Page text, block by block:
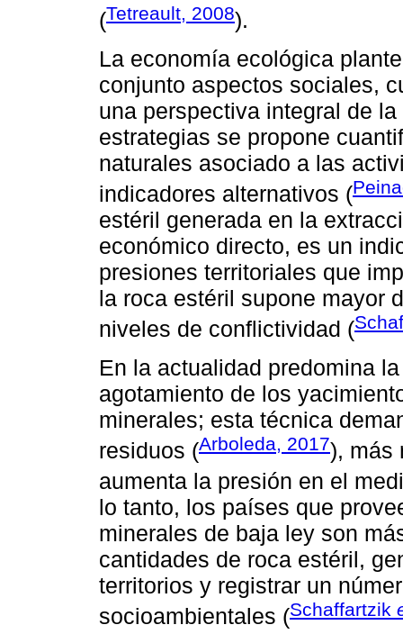
(Tetreault, 2008).
La economía ecológica
conjunto aspectos sociales,
una perspectiva integral de
estrategias se propone
naturales asociado a las
indicadores alternativos (
estéril generada en la
económico directo, es un
presiones territoriales que
la roca estéril supone mayor
niveles de conflictividad (
En la actualidad predomina
agotamiento de los
minerales; esta técnica
residuos (Arboleda, 2017), más
aumenta la presión en el
lo tanto, los países que
minerales de baja ley son
cantidades de roca estéril,
territorios y registrar un
socioambientales (Schaffartzik